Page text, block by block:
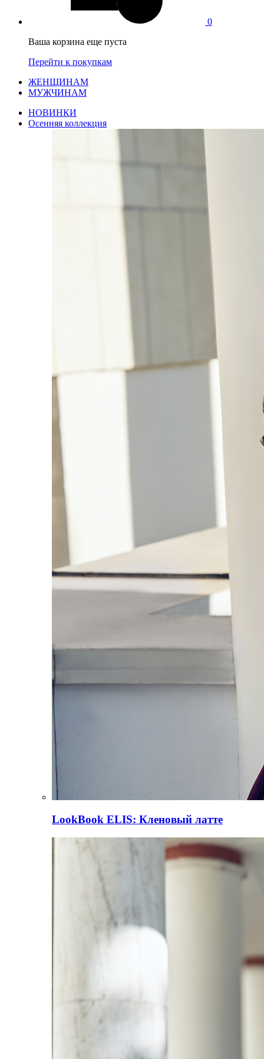
0
Ваша корзина еще пуста
Перейти к покупкам
ЖЕНЩИНАМ
МУЖЧИНАМ
НОВИНКИ
Осенняя коллекция
LookBook ELIS: Кленовый латте